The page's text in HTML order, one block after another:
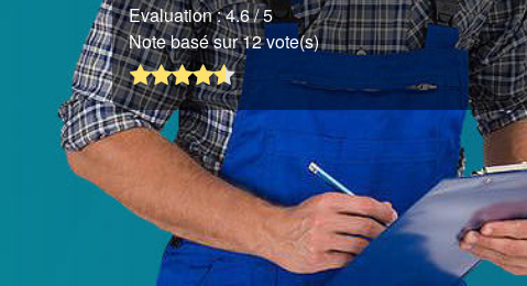
Evaluation :4.6/ 5
Note basé sur 12 vote(s)